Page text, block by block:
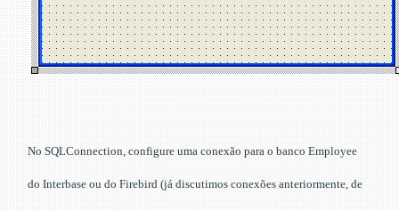
No SQLConnection, configure uma conexão para o banco Employee
do Interbase ou do Firebird (já discutimos conexões anteriormente, de